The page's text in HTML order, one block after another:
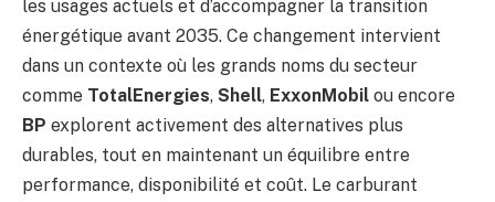
les usages actuels et d’accompagner la transition
énergétique avant 2035. Ce changement intervient
dans un contexte où les grands noms du secteur
comme TotalEnergies, Shell, ExxonMobil ou encore
BP explorent activement des alternatives plus
durables, tout en maintenant un équilibre entre
performance, disponibilité et coût. Le carburant